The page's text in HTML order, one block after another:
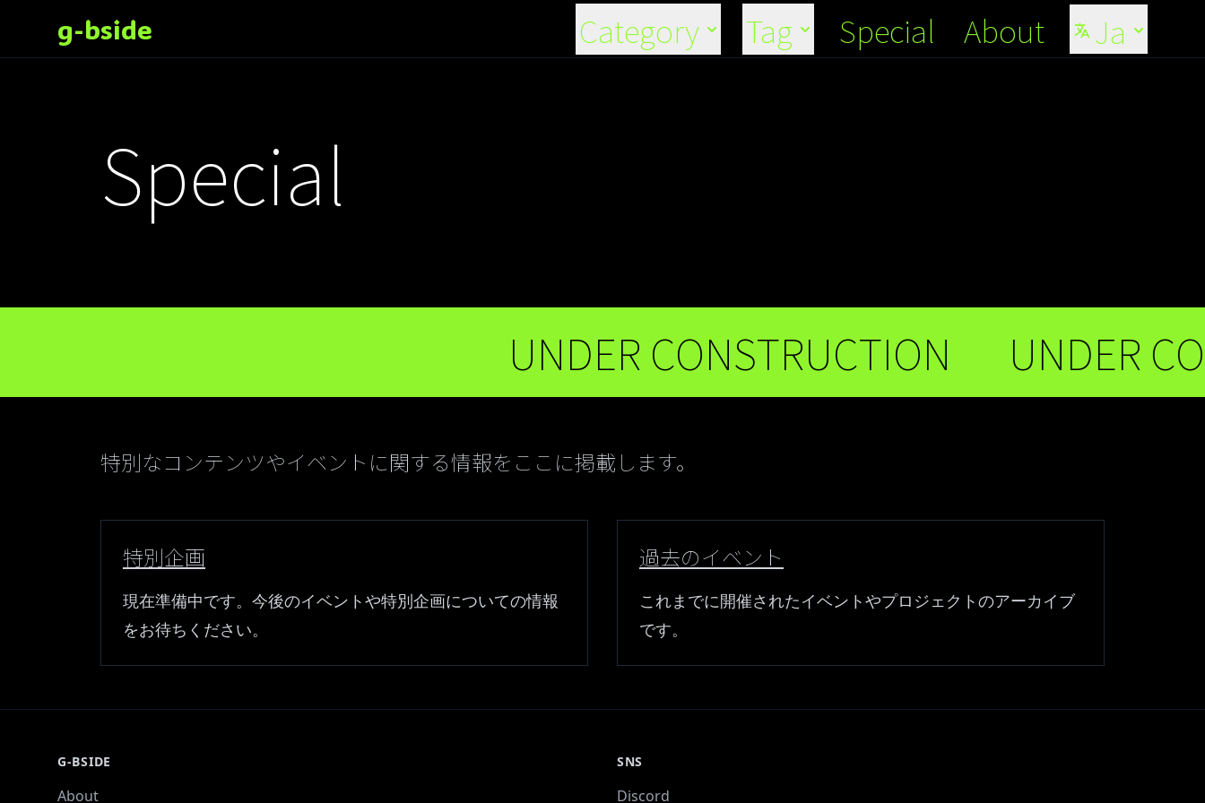
g-bside Category Tag Special About Ja
Special
UNDER CONSTRUCTION UNDER
特別なコンテンツやイベントに関する情報をここに掲載します。
特別企画
現在準備中です。今後のイベントや特別企画についての情報
をお待ちください。
過去のイベント
これまでに開催されたイベントやプロジェクトのアーカイブ
です。
G-BSIDE
About
SNS
Discord